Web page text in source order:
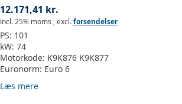
12.171,41 kr.
Incl. 25% moms , excl.forsendelser
PS: 101
kW: 74
Motorkode: K9K876 K9K877
Euronorm: Euro 6
Læs mere